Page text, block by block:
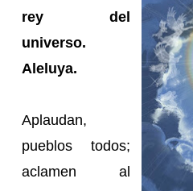
rey del
universo.
Aleluya.
Aplaudan,
pueblos todos;
aclamen al